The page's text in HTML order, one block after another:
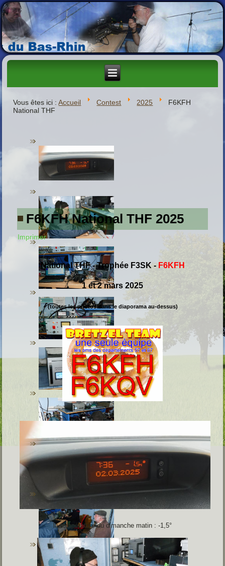
Vous êtes ici :Accueil Contest 2025
F6KFH
National THF
F6KFH National THF 2025
Imprimer
National THF - Trophée F3SK-F6KFH
1 et 2 mars 2025
(toutes les photos dans le diaporama au-dessus)
la température du dimanche matin : -1,5°